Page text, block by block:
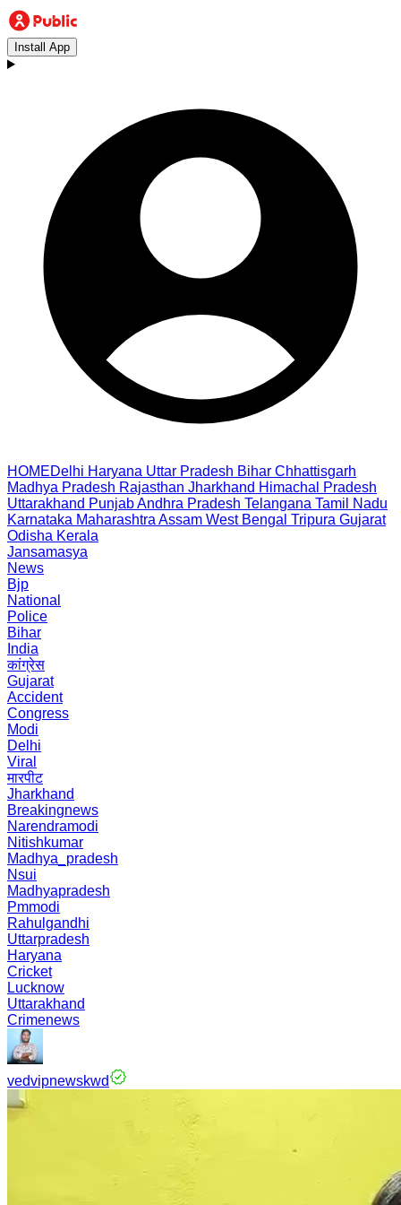
Install App
HOMEDelhi Haryana Uttar Pradesh Bihar Chhattisgarh
Madhya Pradesh Rajasthan Jharkhand Himachal Pradesh
Uttarakhand PunjabAndhra Pradesh Telangana Tamil Nadu
Karnataka Maharashtra Assam West Bengal Tripura Gujarat
Odisha Kerala
Jansamasya
News
Bjp
National
Police
Bihar
India
कांग्रेस
Gujarat
Accident
Congress
Modi
Delhi
Viral
मारपीट
Jharkhand
Breakingnews
Narendramodi
Nitishkumar
Madhya_pradesh
Nsui
Madhyapradesh
Pmmodi
Rahulgandhi
Uttarpradesh
Haryana
Cricket
Lucknow
Uttarakhand
Crimenews
vedvipnewskwd